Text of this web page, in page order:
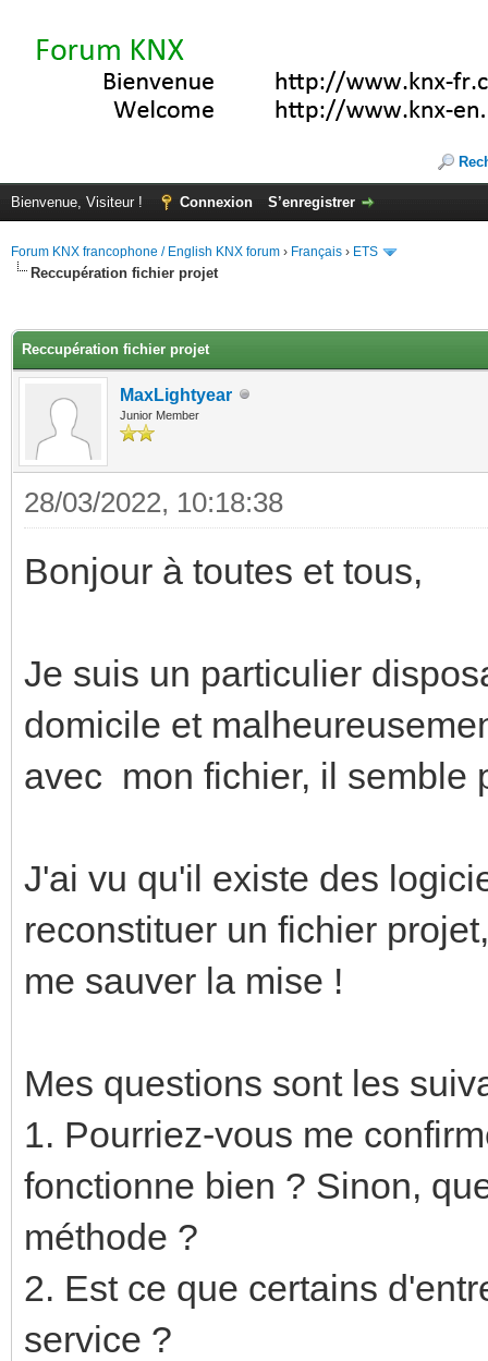
Bienvenue, Visiteur ! Connexion S’enregistrer
Forum KNX francophone / English KNX forum › Français › ETS
Reccupération fichier projet
Reccupération fichier projet
MaxLightyear
Junior Member
28/03/2022, 10:18:38
Bonjour à toutes et tous,
Je suis un particulier
domicile et
avec mon fichier, il semble
J'ai vu qu'il existe des
reconstituer un fichier
me sauver la mise !
Mes questions sont les
1. Pourriez-vous me
fonctionne bien ? Sinon,
méthode ?
2. Est ce que certains
service ?